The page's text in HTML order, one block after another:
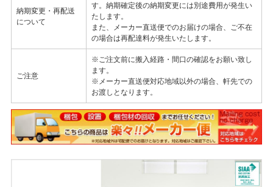
納期変更・再配送
について
す。納期確定後の納期変更には別途費用が発生い
たします。
また、メーカー直送便でのお届けの場合、ご不在
の場合は再配達料が発生いたします。
ご注意
※ご注文前に搬入経路・間口の確認をお願い致し
ます。
※メーカー直送便対応地域以外の場合、軒先での
お渡しとなります。